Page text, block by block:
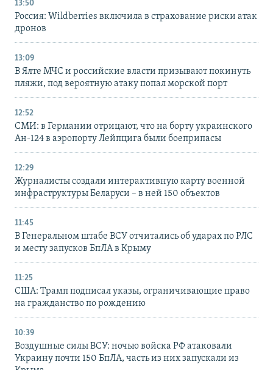
13:50
Россия: Wildberries включила в страхование риски атак
дронов
13:09
В Ялте МЧС и российские власти призывают покинуть
пляжи, под вероятную атаку попал морской порт
12:52
СМИ: в Германии отрицают, что на борту украинского
Ан-124 в аэропорту Лейпцига были боеприпасы
12:29
Журналисты создали интерактивную карту военной
инфраструктуры Беларуси – в ней 150 объектов
11:45
В Генеральном штабе ВСУ отчитались об ударах по РЛС
и месту запусков БпЛА в Крыму
11:25
США: Трамп подписал указы, ограничивающие право
на гражданство по рождению
10:39
Воздушные силы ВСУ: ночью войска РФ атаковали
Украину почти 150 БпЛА, часть из них запускали из